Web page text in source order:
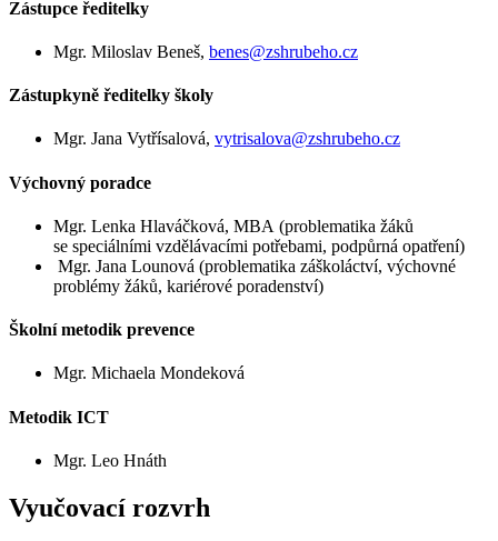
Zástupce ředitelky
Mgr. Miloslav Beneš, benes@zshrubeho.cz
Zástupkyně ředitelky školy
Mgr. Jana Vytřísalová, vytrisalova@zshrubeho.cz
Výchovný poradce
Mgr. Lenka Hlaváčková, MBA (problematika žáků
se speciálními vzdělávacími potřebami, podpůrná opatření)
Mgr. Jana Lounová (problematika záškoláctví, výchovné
problémy žáků, kariérové poradenství)
Školní metodik prevence
Mgr. Michaela Mondeková
Metodik ICT
Mgr. Leo Hnáth
Vyučovací rozvrh